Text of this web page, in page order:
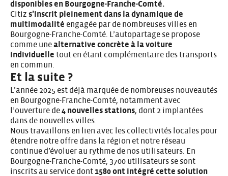
disponibles en Bourgogne-Franche-Comté.
Citiz s’inscrit pleinement dans la dynamique de
multimodalité engagée par de nombreuses villes en
Bourgogne-Franche-Comté. L’autopartage se propose
comme unealternative concrète à la voiture
individuelle tout en étant complémentaire des transports
en commun.
Et la suite ?
L’année 2025 est déjà marquée de nombreuses nouveautés
en Bourgogne-Franche-Comté, notamment avec
l’ouverture de4 nouvelles stations, dont 2 implantées
dans de nouvelles villes.
Nous travaillons en lien avec les collectivités locales pour
étendre notre offre dans la région et notre réseau
continue d’évoluer au rythme de nos utilisateurs. En
Bourgogne-Franche-Comté, 3700 utilisateurs se sont
inscrits au service dont 1580 ont intégré cette solution